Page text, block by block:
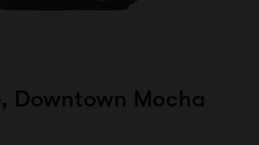
Downtown Mocha